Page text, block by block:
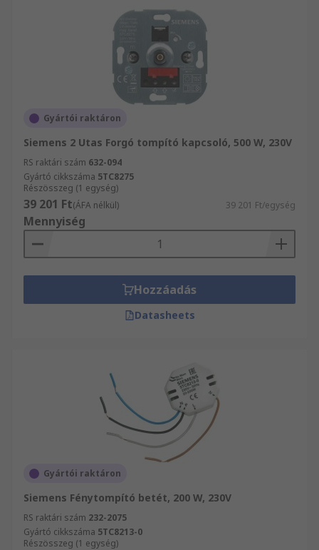
Gyártói raktáron
Siemens 2 Utas Forgó tompító kapcsoló, 500 W, 230V
RS raktári szám 632-094
Gyártó cikkszáma 5TC8275
Részösszeg (1 egység)
39 201 Ft(ÁFA nélkül) 39 201 Ft/egység
Mennyiség
Hozzáadás
Datasheets
Gyártói raktáron
Siemens Fénytompító betét, 200 W, 230V
RS raktári szám 232-2075
Gyártó cikkszáma 5TC8213-0
Részösszeg (1 egység)